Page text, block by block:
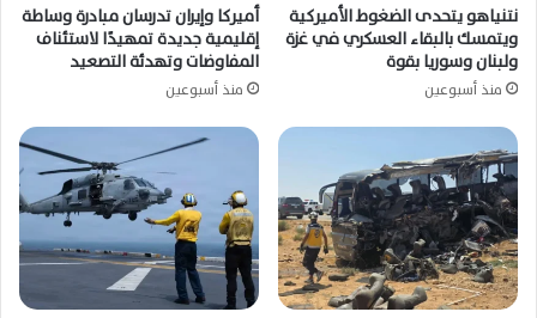
نتنياهو يتحدى الضغوط الأميركية
ويتمسك بالبقاء العسكري في غزة
ولبنان وسوريا بقوة
منذ أسبوعين
أميركا وإيران تدرسان مبادرة وساطة
إقليمية جديدة تمهيدًا لاستئناف
المفاوضات وتهدئة التصعيد
منذ أسبوعين